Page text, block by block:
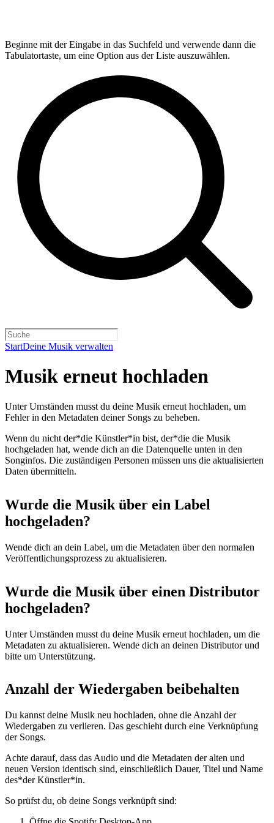
Beginne mit der Eingabe in das Suchfeld und verwende dann die
Tabulatortaste, um eine Option aus der Liste auszuwählen.
StartDeine Musik verwalten
Musik erneut hochladen
Unter Umständen musst du deine Musik erneut hochladen, um
Fehler in den Metadaten deiner Songs zu beheben.
Wenn du nicht der*die Künstler*in bist, der*die die Musik
hochgeladen hat, wende dich an die Datenquelle unten in den
Songinfos. Die zuständigen Personen müssen uns die aktualisierten
Daten übermitteln.
Wurde die Musik über ein Label
hochgeladen?
Wende dich an dein Label, um die Metadaten über den normalen
Veröffentlichungsprozess zu aktualisieren.
Wurde die Musik über einen Distributor
hochgeladen?
Unter Umständen musst du deine Musik erneut hochladen, um die
Metadaten zu aktualisieren. Wende dich an deinen Distributor und
bitte um Unterstützung.
Anzahl der Wiedergaben beibehalten
Du kannst deine Musik neu hochladen, ohne die Anzahl der
Wiedergaben zu verlieren. Das geschieht durch eine Verknüpfung
der Songs.
Achte darauf, dass das Audio und die Metadaten der alten und
neuen Version identisch sind, einschließlich Dauer, Titel und Name
des*der Künstler*in.
So prüfst du, ob deine Songs verknüpft sind: